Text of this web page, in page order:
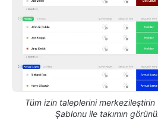
Tüm izin taleplerini
Şablonu ile takımın